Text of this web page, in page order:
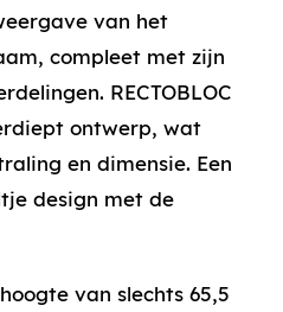
van het
compleet met zijn
RECTOBLOC
ontwerp, wat
en dimensie. Een
design met de
van slechts 65,5